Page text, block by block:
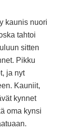
kaunis nuori
tahtoi
sitten
Pikku
ja nyt
Kauniit,
kynnet
oma kynsi